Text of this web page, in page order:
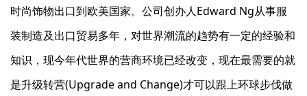
时尚饰物出口到欧美国家。公司创办人Edward Ng从事服
装制造及出口贸易多年，对世界潮流的趋势有一定的经验和
知识，现今年代世界的营商环境已经改变，现在最需要的就
是升级转营(Upgrade and Change)才可以跟上环球步伐做